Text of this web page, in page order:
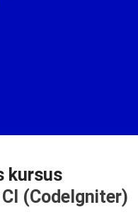
kursus
(CodeIgniter)